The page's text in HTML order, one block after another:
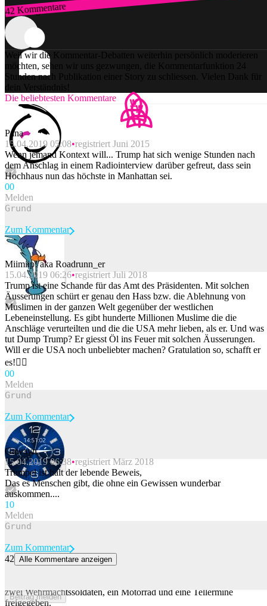
42 Kommentare
Zum Login
Weil wir die Kommentar-Debatten weiterhin persönlich moderieren
möchten, sehen wir uns gezwungen, die Kommentarfunktion 24
Stunden nach Publikation einer Story zu schliessen. Vielen Dank für
dein Verständnis!
Die beliebtesten Kommentare
Pana
15.04.2019 05:08 registriert Juni 2015
Wenn jemand Kontext will... Trump hat sich wenige Stunden nach
dem Anschlag in einem Radiointerview darüber gefreut, dass sein
Hochhaus nun das höchste in Manhattan sei.
00
Melden
Beitrag melden
Zum Kommentar
Miimiip! aka Roadrunn_er
15.04.2019 06:26 registriert Juli 2018
Trump ist eine Schande für das Amt des Präsidenten. Mit solchen
Äusserungen schürt er genau den Hass bzw. die Ablehnung von
Muslimen in der ganzen Welt gegenüber der westlichen
Lebeneinstellung. Es gibt hunderte Millionen Muslime die die
Anschläge verurteilten und die die USA mehr lieben, als er. Und was
tut Dump Trump? Er giesst Öl ins Feuer mit solchen Äusserungen.
Will er die USA noch unbeliebter machen? Gratulation so, schafft er
es!🤦‍♂️
00
Melden
Beitrag melden
Zum Kommentar
Gawayn
15.04.2019 06:38 registriert März 2018
Trumpel ist halt der lebende Beweis,
Das es Menschen gibt, die ohne ein Gewissen wunderbar
auskommen....
10
Melden
Beitrag melden
Zum Kommentar
42 Alle Kommentare anzeigen
zwei Wehrmachtssoldaten, ein Motorrad und eine Tellermine
freigegeben.